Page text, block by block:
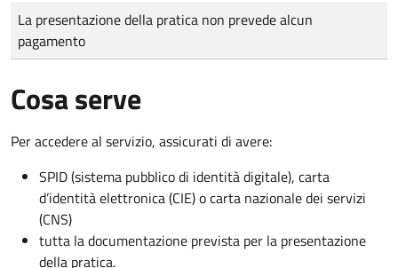
Tipo di pagamento
Importo
La presentazione della pratica non prevede alcun
pagamento
Cosa serve
Per accedere al servizio, assicurati di avere:
SPID (sistema pubblico di identità digitale), carta
d’identità elettronica (CIE) o carta nazionale dei servizi
(CNS)
tutta la documentazione prevista per la presentazione
della pratica.